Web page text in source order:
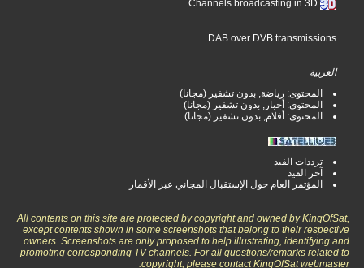
DAB over DVB transmissions
العربية
المحتوى: رياضة, بدون تشفير (مجانا)
المحتوى: أخبار, بدون تشفير (مجانا)
المحتوى: أفلام, بدون تشفير (مجانا)
ترددات الفيد
آخر الفيد
المؤتمر العام حول الإستقبال المجاني عبر الأقمار
All contents on this site are protected by copyright and owned by KingOfSat,
except contents shown in some screenshots that belong to their respective
owners. Screenshots are only proposed to help illustrating, identifying and
promoting corresponding TV channels. For all questions/remarks related to
copyright, please contact KingOfSat webmaster.